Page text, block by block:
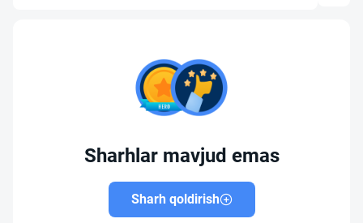
Sharhlar mavjud emas
Sharh qoldirish